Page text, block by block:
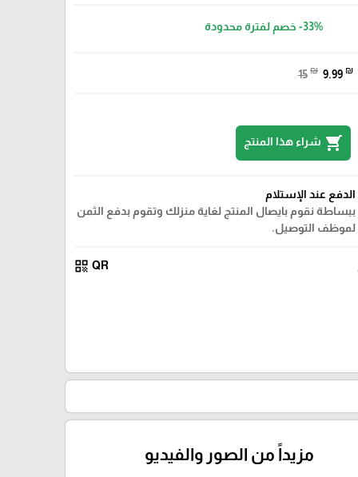
-33%خصم لفترة محدودة
15 ₪ 9.99 ₪
shopping_cart شراء هذا المنتج
الدفع عند الإستلام
ببساطة نقوم بايصال المنتج لغاية منزلك وتقوم بدفع الثمن
لموظف التوصيل.
QR
qr_code
مزيداً من الصور والفيديو